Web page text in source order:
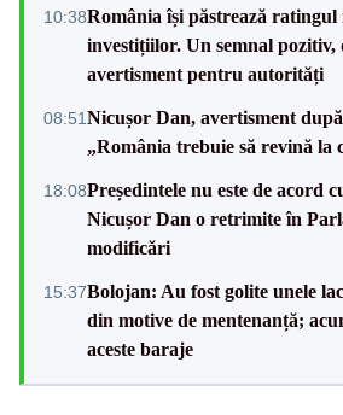
10:38România își păstrează ratingul
investițiilor. Un semnal pozitiv,
avertisment pentru autorități
08:51Nicușor Dan, avertisment
„România trebuie să revină la
18:08Președintele nu este de acord
Nicușor Dan o retrimite în
modificări
15:37Bolojan: Au fost golite unele
din motive de mentenanță;
aceste baraje